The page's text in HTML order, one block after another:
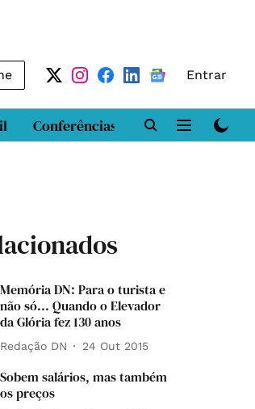
Entrar
Conferências DN LAB
Memória DN: Para o turista e
não só... Quando o Elevador
da Glória fez 130 anos
Redação DN 24 Out 2015
Sobem salários, mas também
os preços